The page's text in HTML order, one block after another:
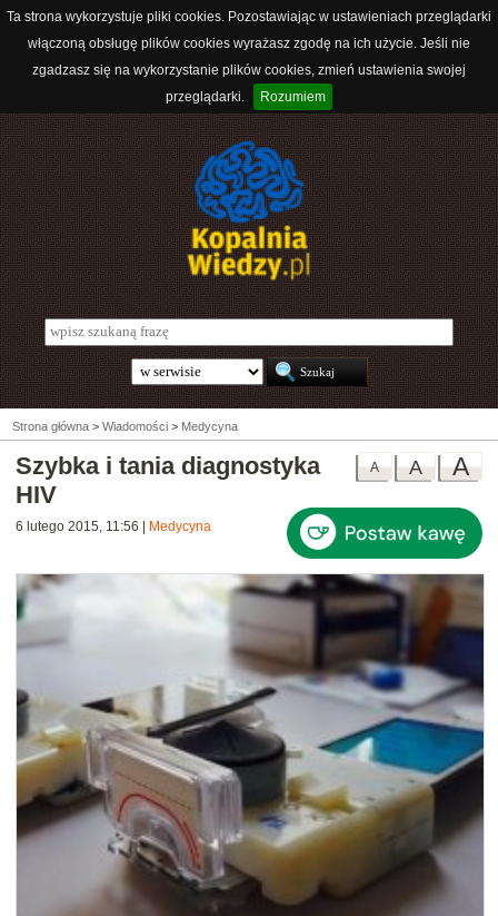
Ta strona wykorzystuje pliki cookies. Pozostawiając w ustawieniach przeglądarki
włączoną obsługę plików cookies wyrażasz zgodę na ich użycie. Jeśli nie
zgadzasz się na wykorzystanie plików cookies, zmień ustawienia swojej
przeglądarki.
Rozumiem
Strona główna > Wiadomości > Medycyna
A
A
A
Szybka i tania diagnostyka
HIV
6 lutego 2015, 11:56 Medycyna